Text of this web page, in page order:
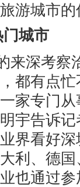
游城市
城市
来深考察
都有点
家专门
宇告诉
界看好
利、德
也通过